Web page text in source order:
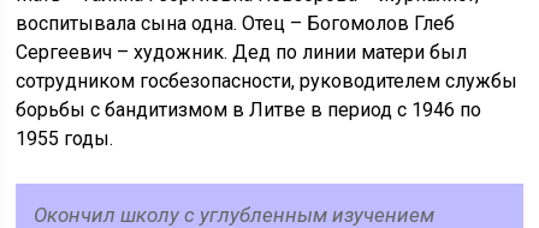
воспитывала сына одна. Отец – Богомолов Глеб
Сергеевич – художник. Дед по линии матери был
сотрудником госбезопасности, руководителем службы
борьбы с бандитизмом в Литве в период с 1946 по
1955 годы.
Окончил школу с углубленным изучением